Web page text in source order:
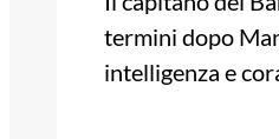
termini dopo
intelligenza e